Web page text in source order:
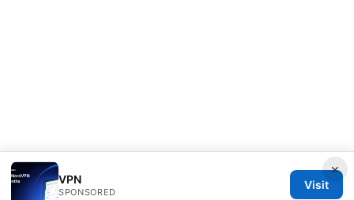
×
VPN
SPONSORED
Visit